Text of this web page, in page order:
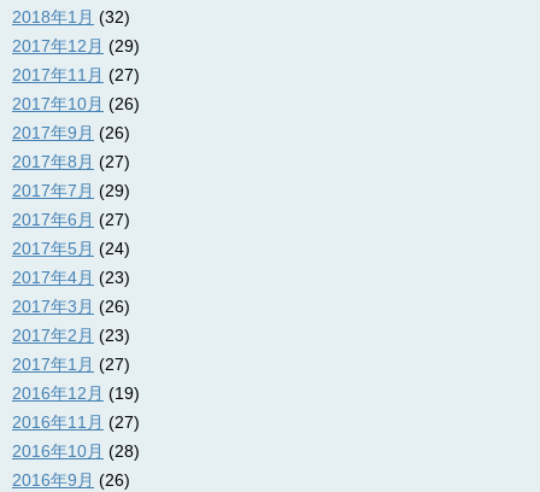
2018年1月 (32)
2017年12月 (29)
2017年11月 (27)
2017年10月 (26)
2017年9月 (26)
2017年8月 (27)
2017年7月 (29)
2017年6月 (27)
2017年5月 (24)
2017年4月 (23)
2017年3月 (26)
2017年2月 (23)
2017年1月 (27)
2016年12月 (19)
2016年11月 (27)
2016年10月 (28)
2016年9月 (26)